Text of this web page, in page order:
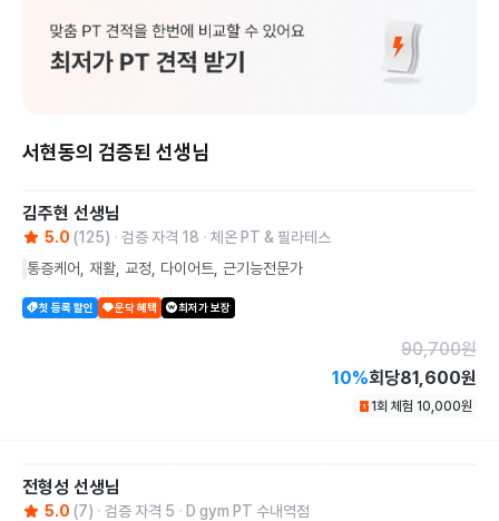
서현동의 검증된 선생님
김주현 선생님
5.0 (125) 검증 자격 18
체온 PT & 필라테스
통증케어, 재활, 교정, 다이어트, 근기능전문가
첫 등록 할인 운닥 혜택 최저가 보장
90,700원
10%회당81,600원
1회 체험 10,000원
전형성 선생님
5.0 (7) 검증 자격 5
D gym PT 수내역점